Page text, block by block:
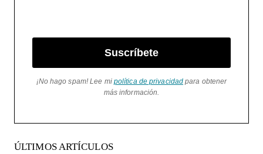
Suscríbete
¡No hago spam! Lee mi política de privacidad para obtener
más información.
ÚLTIMOS ARTÍCULOS